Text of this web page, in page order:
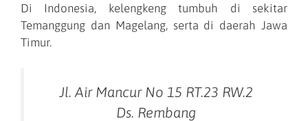
Di Indonesia, kelengkeng tumbuh di sekitar
Temanggung dan Magelang, serta di daerah Jawa
Timur.
Jl. Air Mancur No 15 RT.23 RW.2
Ds. Rembang